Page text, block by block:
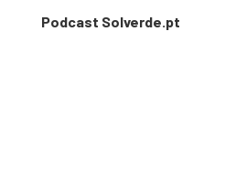
Podcast Solverde.pt